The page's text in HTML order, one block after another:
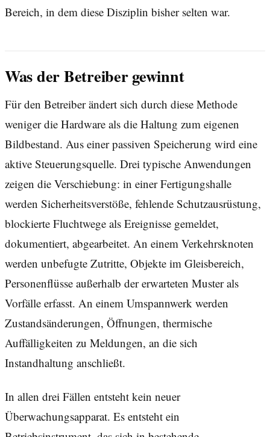
Bereich, in dem diese Disziplin bisher selten war.
Was der Betreiber gewinnt
Für den Betreiber ändert sich durch diese Methode
weniger die Hardware als die Haltung zum eigenen
Bildbestand. Aus einer passiven Speicherung wird eine
aktive Steuerungsquelle. Drei typische Anwendungen
zeigen die Verschiebung: in einer Fertigungshalle
werden Sicherheitsverstöße, fehlende Schutzausrüstung,
blockierte Fluchtwege als Ereignisse gemeldet,
dokumentiert, abgearbeitet. An einem Verkehrsknoten
werden unbefugte Zutritte, Objekte im Gleisbereich,
Personenflüsse außerhalb der erwarteten Muster als
Vorfälle erfasst. An einem Umspannwerk werden
Zustandsänderungen, Öffnungen, thermische
Auffälligkeiten zu Meldungen, an die sich
Instandhaltung anschließt.
In allen drei Fällen entsteht kein neuer
Überwachungsapparat. Es entsteht ein